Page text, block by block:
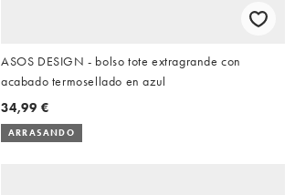
ASOS DESIGN - bolso tote extragrande con
acabado termosellado en azul
34,99 €
ARRASANDO